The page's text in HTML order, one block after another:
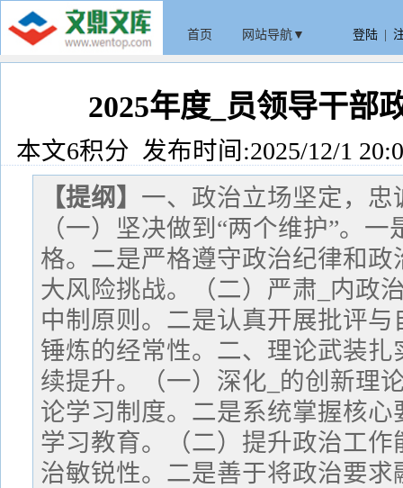
首页 网站导航▼ 登陆
2025年度_员领导干部
本文6积分 发布时间:2025/12/1
【提纲】 一、政治立场坚定，
（一）坚决做到“两个维护”。
格。二是严格遵守政治纪律和
大风险挑战。（二）严肃_内政
中制原则。二是认真开展批评
锤炼的经常性。二、理论武装
续提升。（一）深化_的创新理
论学习制度。二是系统掌握核
学习教育。（二）提升政治工
治敏锐性。二是善于将政治要